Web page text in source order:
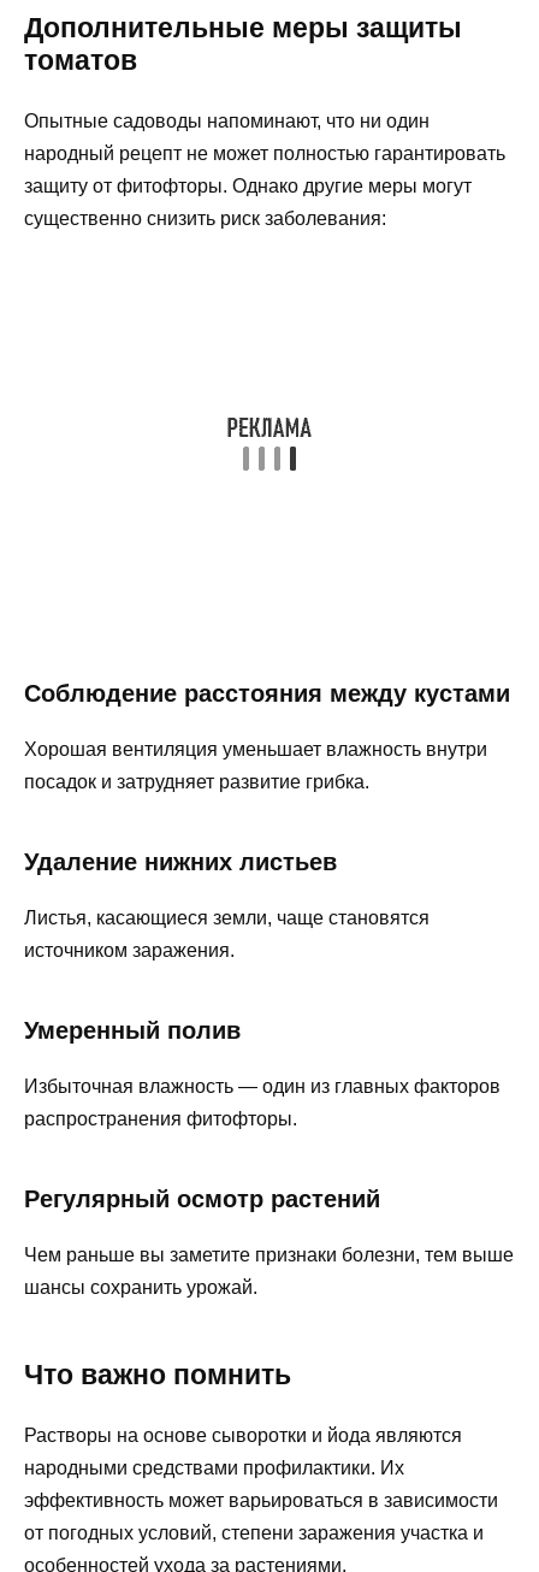
Дополнительные меры защиты
томатов
Опытные садоводы напоминают, что ни один
народный рецепт не может полностью гарантировать
защиту от фитофторы. Однако другие меры могут
существенно снизить риск заболевания:
Соблюдение расстояния между кустами
Хорошая вентиляция уменьшает влажность внутри
посадок и затрудняет развитие грибка.
Удаление нижних листьев
Листья, касающиеся земли, чаще становятся
источником заражения.
Умеренный полив
Избыточная влажность — один из главных факторов
распространения фитофторы.
Регулярный осмотр растений
Чем раньше вы заметите признаки болезни, тем выше
шансы сохранить урожай.
Что важно помнить
Растворы на основе сыворотки и йода являются
народными средствами профилактики. Их
эффективность может варьироваться в зависимости
от погодных условий, степени заражения участка и
особенностей ухода за растениями.